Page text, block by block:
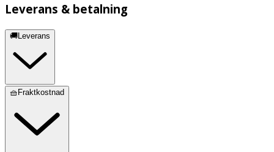
Leverans & betalning
🚚Leverans
🧺Fraktkostnad